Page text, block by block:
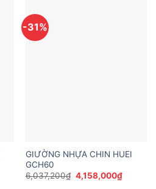
-31%
GIƯỜNG NHỰA CHIN HUEI
GCH60
6,037,200₫ Giá
gốc
4,158,000₫Giá
hiện